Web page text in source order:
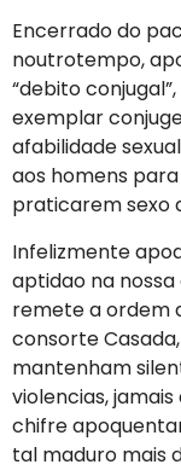
Encerrado do
noutrotempo,
“debito
exemplar
afabilidade
aos homens
praticarem sexo
Infelizmente
aptidao na
remete a ordem
consorte
mantenham
violencias,
chifre
tal maduro mais